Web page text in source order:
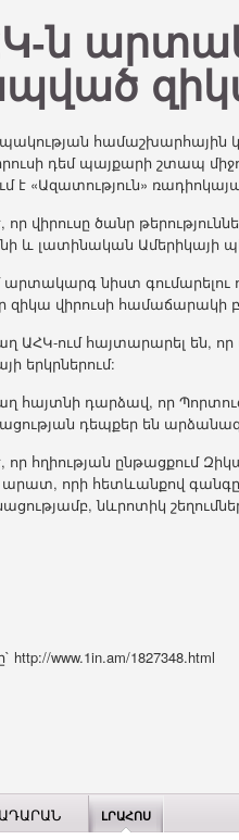
ն
համաշխարհային
դեմ պայքարի շտապ
է «Ազատություն»
որ վիրուսը ծանր
և լատինական Ամերիկայի
արտակարգ նիստ գումարելու
զիկա վիրուսի համաճարակի
ԱՀԿ-ում հայտարարել են,
երկրներում:
հայտնի դարձավ, որ
դեպքեր են
որ հղիության ընթացքում
որի հետևանքով գանգը
նևրոտիկ
http://www.1in.am/1827348.html
ԼՐԱՀՈՍ